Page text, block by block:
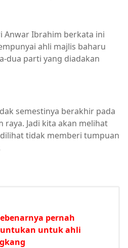
Anwar Ibrahim berkata ini
ahli majlis baharu
dua parti yang diadakan
semestinya berakhir pada
raya. Jadi kita akan melihat
tidak memberi tumpuan
pernah
untuk ahli